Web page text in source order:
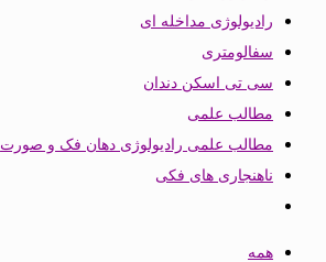
رادیولوژی مداخله ای
سفالومتری
سی تی اسکن دندان
مطالب علمی
مطالب علمی رادیولوژی دهان فک و صورت
ناهنجاری های فکی
همه